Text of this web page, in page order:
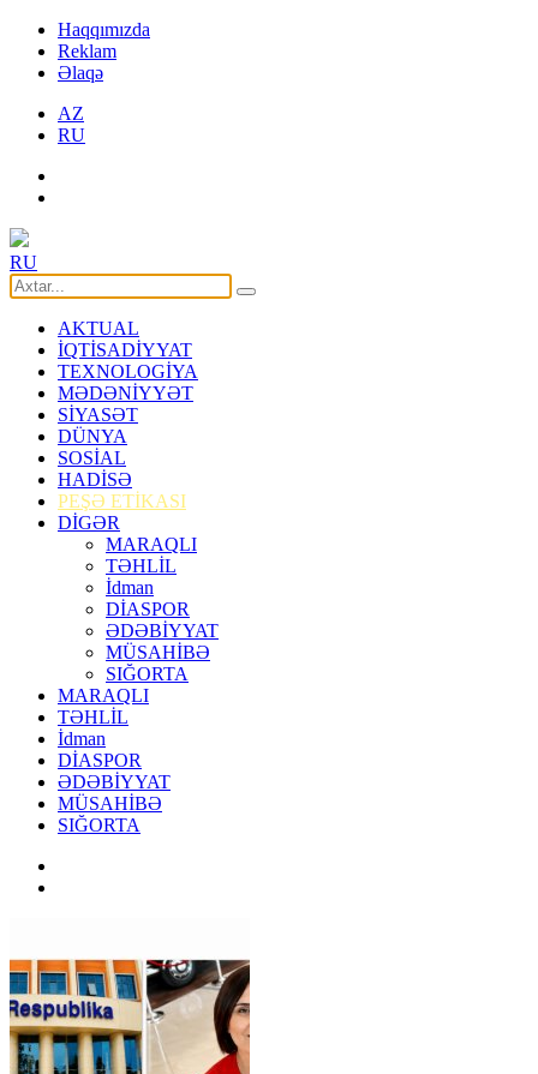
Haqqımızda
Reklam
Əlaqə
AZ
RU
RU
AKTUAL
İQTİSADİYYAT
TEXNOLOGİYA
MƏDƏNİYYƏT
SİYASƏT
DÜNYA
SOSİAL
HADİSƏ
PEŞƏ ETİKASI
DİGƏR
MARAQLI
TƏHLİL
İdman
DİASPOR
ƏDƏBİYYAT
MÜSAHİBƏ
SIĞORTA
MARAQLI
TƏHLİL
İdman
DİASPOR
ƏDƏBİYYAT
MÜSAHİBƏ
SIĞORTA